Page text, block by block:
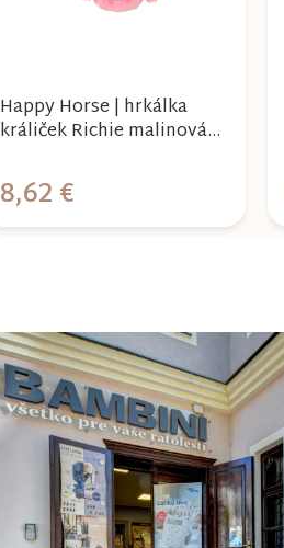
Happy Horse | hrkálka
králiček Richie malinová
8,62 €